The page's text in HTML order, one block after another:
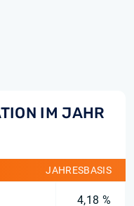
IM JAHR
JAHRESBASIS
4,18 %